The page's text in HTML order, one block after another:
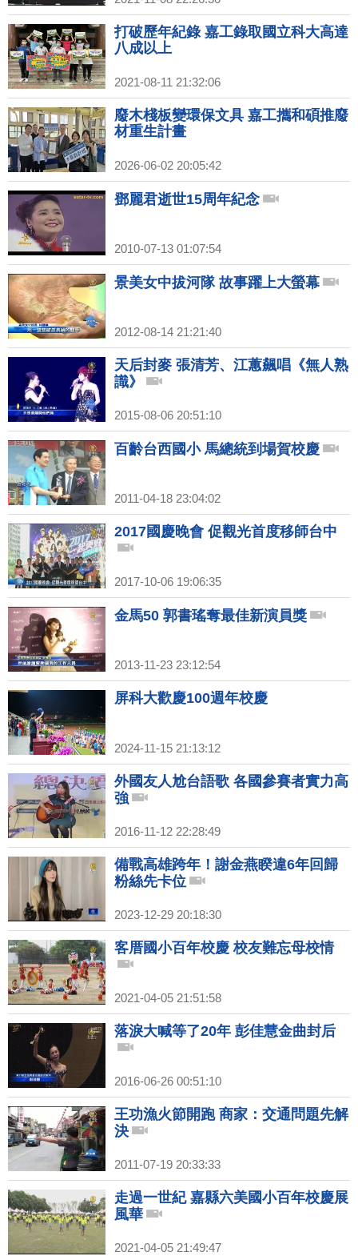
打破歷年紀錄 嘉工錄取國立科大高達
八成以上
2021-08-11 21:32:06
廢木棧板變環保文具 嘉工攜和碩推廢
材重生計畫
2026-06-02 20:05:42
鄧麗君逝世15周年紀念
2010-07-13 01:07:54
景美女中拔河隊 故事躍上大螢幕
2012-08-14 21:21:40
天后封麥 張清芳、江蕙飆唱《無人熟
識》
2015-08-06 20:51:10
百齡台西國小 馬總統到場賀校慶
2011-04-18 23:04:02
2017國慶晚會 促觀光首度移師台中
2017-10-06 19:06:35
金馬50 郭書瑤奪最佳新演員獎
2013-11-23 23:12:54
屏科大歡慶100週年校慶
2024-11-15 21:13:12
外國友人尬台語歌 各國參賽者實力高
強
2016-11-12 22:28:49
備戰高雄跨年！謝金燕睽違6年回歸
粉絲先卡位
2023-12-29 20:18:30
客厝國小百年校慶 校友難忘母校情
2021-04-05 21:51:58
落淚大喊等了20年 彭佳慧金曲封后
2016-06-26 00:51:10
王功漁火節開跑 商家：交通問題先解
決
2011-07-19 20:33:33
走過一世紀 嘉縣六美國小百年校慶展
風華
2021-04-05 21:49:47